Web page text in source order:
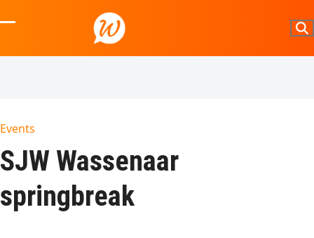
to
mobile
mobile
Events
SJW Wassenaar
springbreak